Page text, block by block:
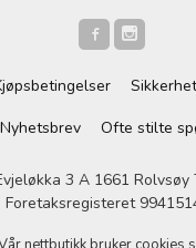
Nyhetsbrev
Ofte stilte
3 A 1661 Rolvsøy
Foretaksregisteret